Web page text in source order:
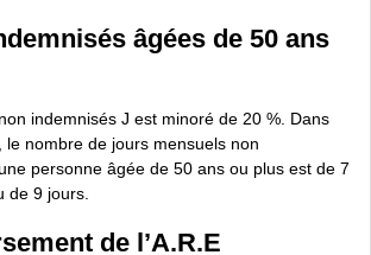
âgées de 50 ans
indemnisés J est minoré de 20 %. Dans
le nombre de jours mensuels non
personne âgée de 50 ans ou plus est de 7
de 9 jours.
de l’A.R.E